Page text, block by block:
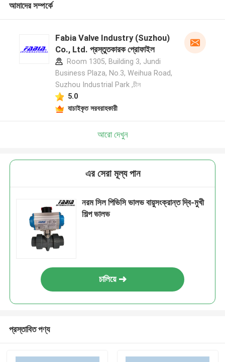
আমাদের সম্পর্কে
Fabia Valve Industry (Suzhou)
Co., Ltd. প্রস্তুতকারক প্রোফাইল
Room 1305, Building 3, Jundi
Business Plaza, No.3, Weihua Road,
Suzhou Industrial Park ,চীন
5.0
যাচাইকৃত সরবরাহকারী
আরো দেখুন
এর সেরা মূল্য পান
নরম সিল পিভিসি ভালভ বায়ুসংক্রান্ত দ্বি-মুখী
শিল্প ভালভ
চালিয়ে
প্রস্তাবিত পণ্য